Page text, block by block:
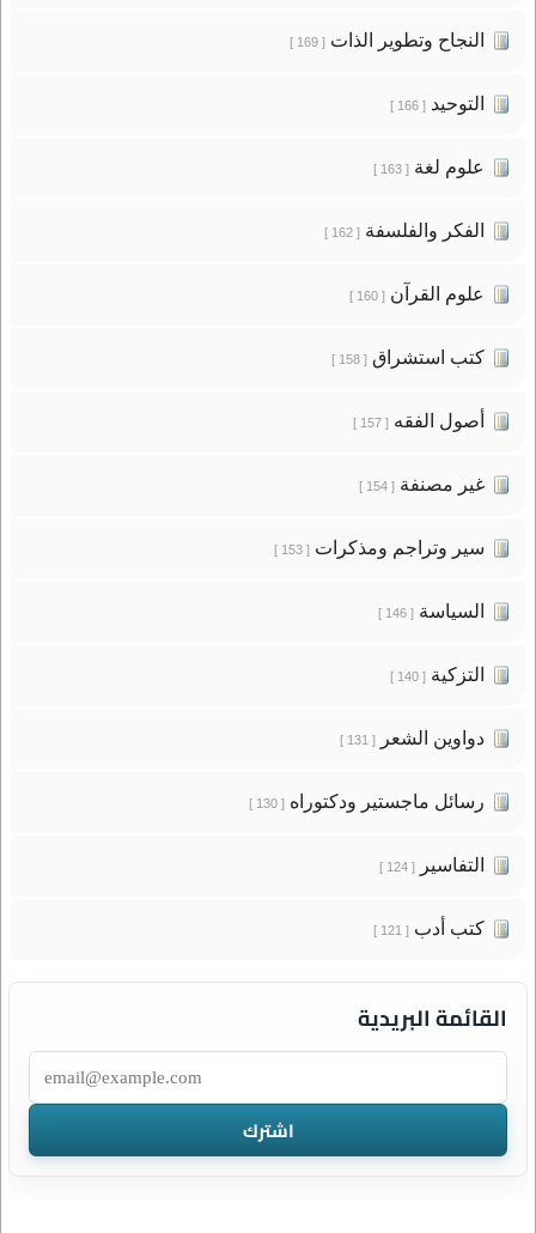
النجاح وتطوير الذات[ 169 ]
التوحيد[ 166 ]
علوم لغة[ 163 ]
الفكر والفلسفة[ 162 ]
علوم القرآن[ 160 ]
كتب استشراق[ 158 ]
أصول الفقه[ 157 ]
غير مصنفة[ 154 ]
سير وتراجم ومذكرات[ 153 ]
السياسة[ 146 ]
التزكية[ 140 ]
دواوين الشعر[ 131 ]
رسائل ماجستير ودكتوراه[ 130 ]
التفاسير[ 124 ]
كتب أدب[ 121 ]
القائمة البريدية